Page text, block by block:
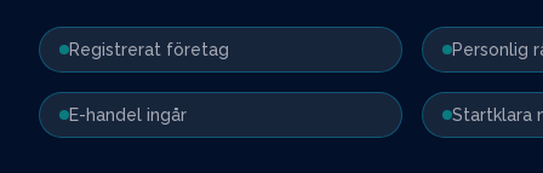
Registrerat företag Personlig
E-handel ingår Startklara